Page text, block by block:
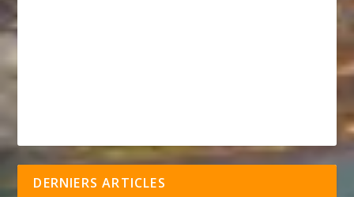
DERNIERS ARTICLES